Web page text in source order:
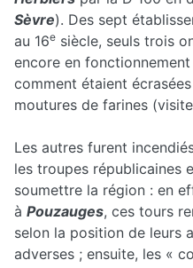
Sèvre). Des sept
au 16e siècle, seuls trois
encore en
comment étaient
moutures de farines
Les autres furent
les troupes républicaines
soumettre la région : en
à Pouzauges, ces tours
selon la position de leurs
adverses ; ensuite, les «